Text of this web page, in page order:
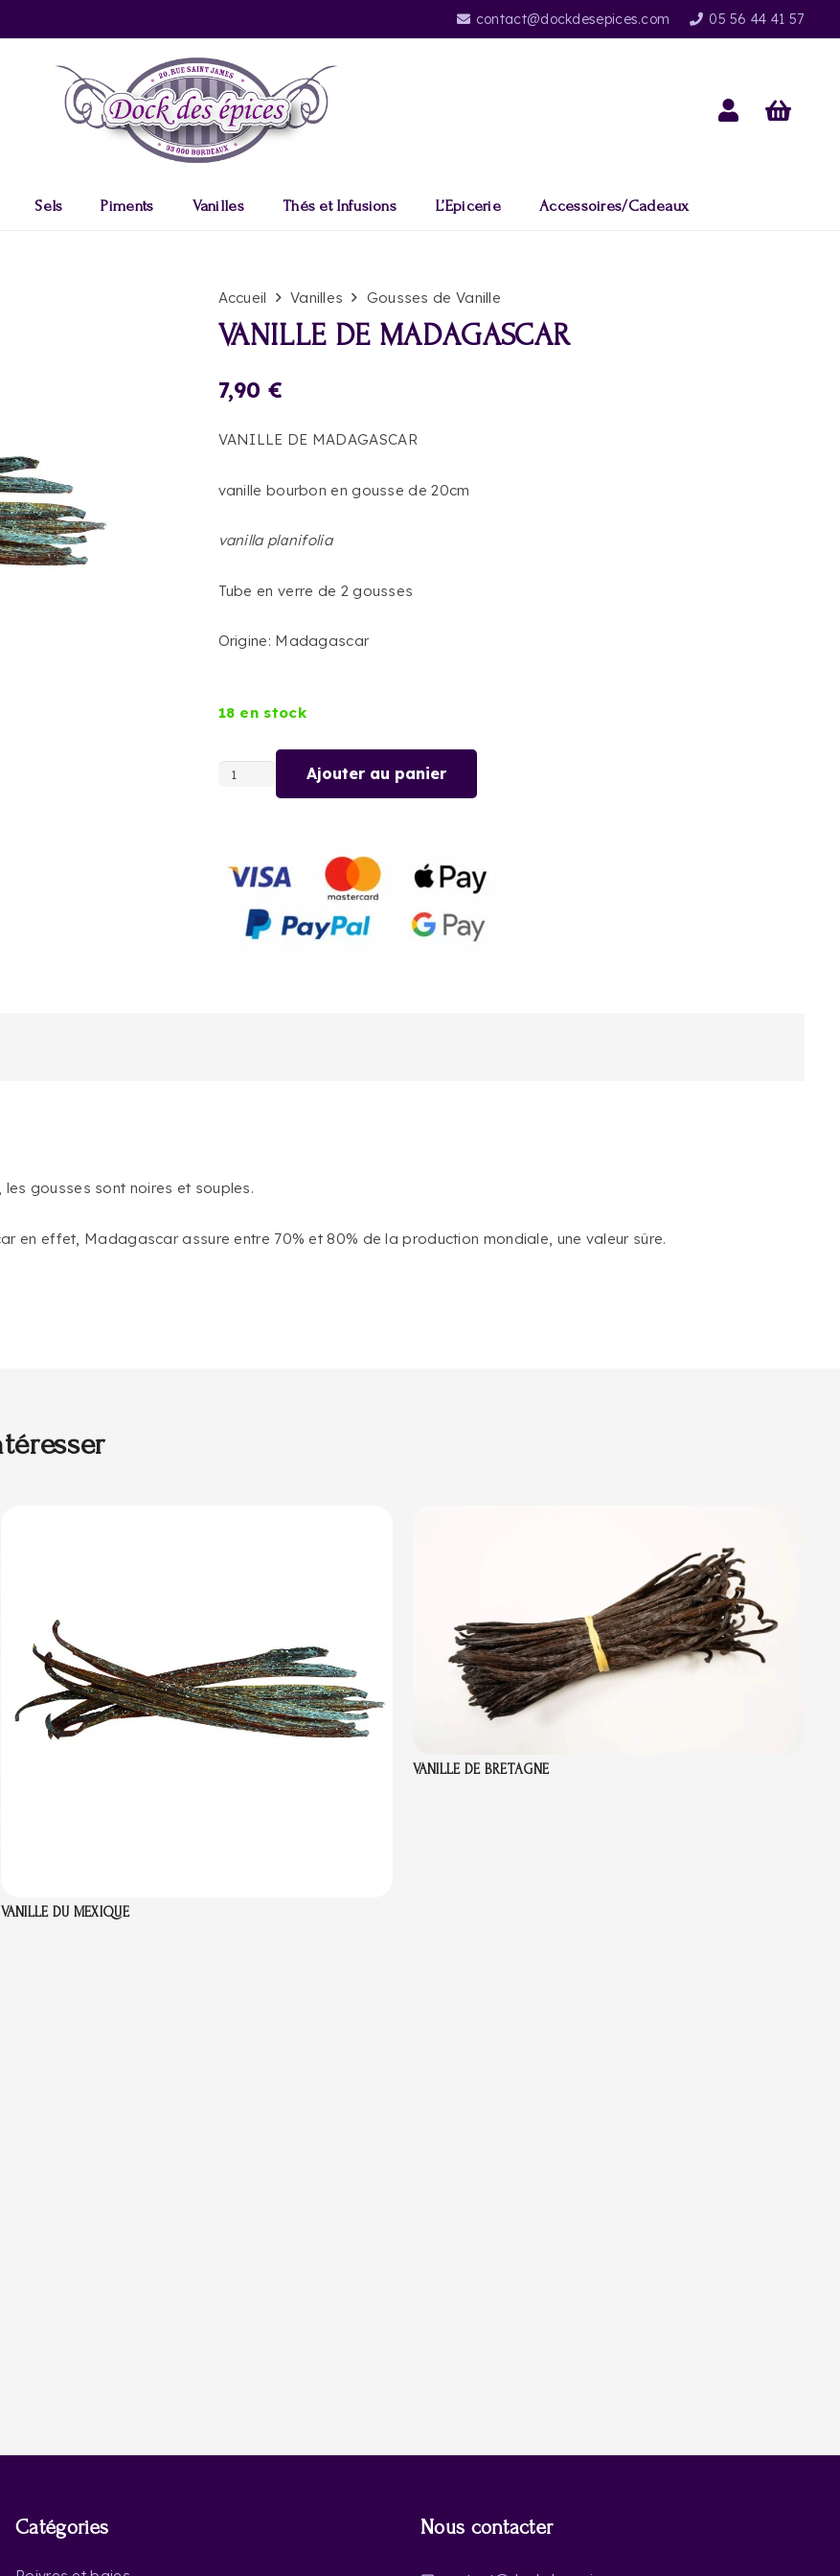
contact@dockdesepices.com 05 56 44 41 57
Sels Piments Vanilles Thés et Infusions L’Epicerie Accessoires/Cadeaux
Accueil Vanilles Gousses de Vanille
VANILLE DE MADAGASCAR
7,90 €
VANILLE DE MADAGASCAR
vanille bourbon en gousse de 20cm
vanilla planifolia
Tube en verre de 2 gousses
Origine: Madagascar
18 en stock
quantité
MADAGASCAR
Ajouter au panier
gousses sont noires et souples.
en effet, Madagascar assure entre 70% et 80% de la production mondiale, une valeur sûre.
VANILLE DU MEXIQUE
VANILLE DE BRETAGNE
Catégories Nous contacter